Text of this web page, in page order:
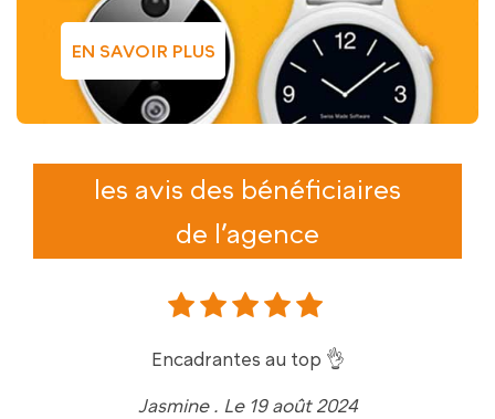
EN SAVOIR PLUS
les avis des bénéficiaires
de l’agence
Encadrantes au top 👌
Jasmine . Le 19 août 2024